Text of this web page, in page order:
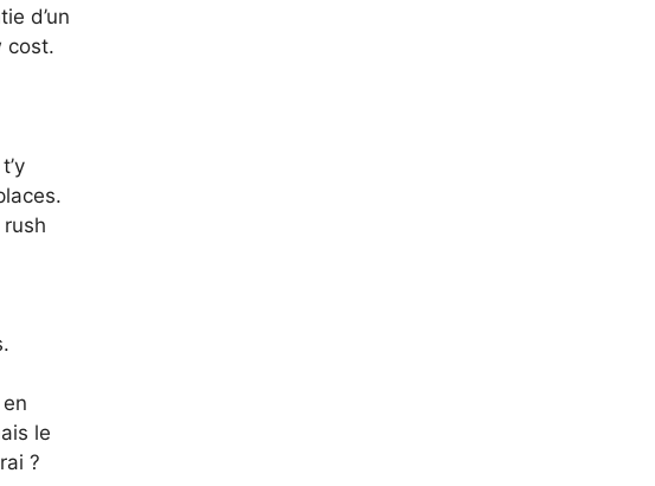
d’un
cost.
le
?